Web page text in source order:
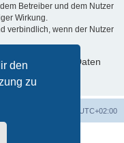
den
zu
Betreiber und dem Nutzer
Wirkung.
verbindlich, wenn der Nutzer
persönlichen Daten
UTC+02:00
© phpBB Limited